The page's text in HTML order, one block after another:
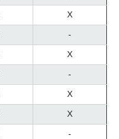
X
-
X
-
X
X
-